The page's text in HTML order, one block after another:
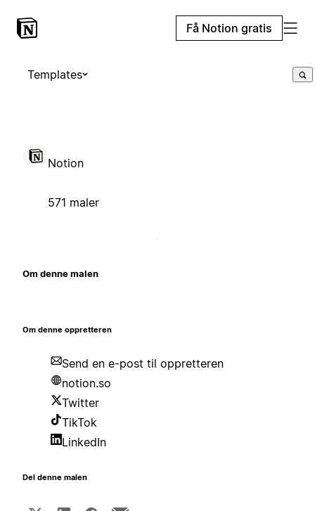
Få Notion gratis
Templates
Notion
571 maler
Om denne malen
Om denne oppretteren
Send en e-post til oppretteren
notion.so
Twitter
TikTok
LinkedIn
Del denne malen